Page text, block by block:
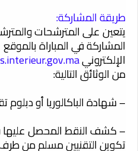
طريقة المشاركة:
يتعين على المترشحات
المشاركة في المباراة بالموقع
الإلكتروني
من الوثائق التالية:
– شهادة الباكالوريا أو دبلوم
– كشف النقط المحصل عليها
تكوين التقنيين مسلم من